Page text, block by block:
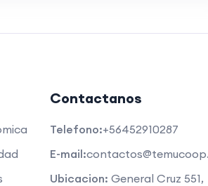
Contactanos
Telefono:+56452910287
E-mail:
Ubicacion: General Cruz 551,